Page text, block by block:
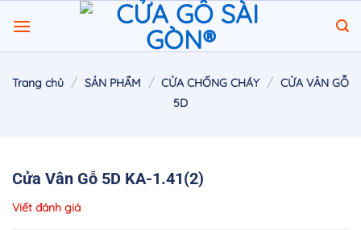
đến
nội
Trang chủ / SẢN PHẨM / CỬA CHỐNG CHÁY / CỬA VÂN GỖ
5D
Cửa Vân Gỗ 5D KA-1.41(2)
Viết đánh giá